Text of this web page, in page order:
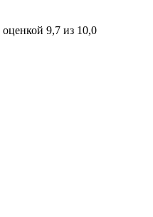
9,7 из 10,0